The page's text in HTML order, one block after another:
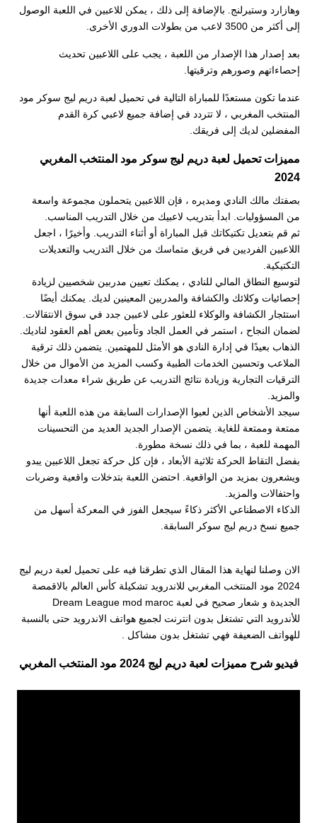
وهازارد وستيرلنج. بالإضافة إلى ذلك ، يمكن للاعبين في اللعبة الوصول
إلى أكثر من 3500 لاعب من بطولات الدوري الأخرى.
بعد إصدار هذا الإصدار من اللعبة ، يجب على اللاعبين تحديث
إحصاءاتهم وصورهم وترقيتها.
عندما تكون مستعدًا للمباراة التالية في تحميل لعبة دريم ليج سوكر مود
المنتخب المغربي ، لا تتردد في إضافة جميع لاعبي كرة القدم
المفضلين لديك إلى فريقك.
مميزات تحميل لعبة دريم ليج سوكر مود المنتخب المغربي
2024
بصفتك مالك النادي ومديره ، فإن اللاعبين يتحملون مجموعة واسعة
من المسؤوليات. ابدأ بتدريب لاعبيك من خلال التدريب المناسب.
ثم قم بتعديل تكتيكاتك قبل المباراة أو أثناء التدريب. وأخيرًا ، اجعل
اللاعبين الفرديين في فريق متماسك من خلال التدريب والتعديلات
التكتيكية.
لتوسيع النطاق المالي للنادي ، يمكنك تعيين مدربين شخصيين لزيادة
إحصائيات وكلائك والكشافة والمدربين المعينين لديك. يمكنك أيضًا
استئجار الكشافة والوكلاء للعثور على لاعبين جدد في سوق الانتقالات.
لضمان النجاح ، استمر في العمل الجاد وتأمين بعض أهم العقود لناديك.
الذهاب بعيدًا في إدارة النادي هو الأمثل للمهتمين. يتضمن ذلك ترقية
الملاعب وتحسين الخدمات الطبية وكسب المزيد من الأموال من خلال
الترقيات التجارية وزيادة نتائج التدريب عن طريق شراء معدات جديدة
والمزيد.
سيجد الأشخاص الذين لعبوا الإصدارات السابقة من هذه اللعبة أنها
ممتعة وممتعة للغاية. يتضمن الإصدار الجديد العديد من التحسينات
المهمة للعبة ، بما في ذلك نسخة مطورة.
بفضل التقاط الحركة ثلاثية الأبعاد ، فإن كل حركة تجعل اللاعبين يبدو
ويشعرون بمزيد من الواقعية. احتضن اللعبة بتدخلات واقعية وضربات
واحتفالات والمزيد.
الذكاء الاصطناعي الأكثر ذكاءً سيجعل الفوز في المعركة أسهل من
جميع نسخ دريم ليج سوكر السابقة.
الان وصلنا لنهاية هذا المقال الذي تطرقنا فيه على تحميل لعبة دريم ليج
2024 مود المنتخب المغربي للاندرويد تشكيلة كأس العالم بالاقمصة
الجديدة و شعار صحيح في لعبة Dream League mod maroc
للأندرويد التي تشتغل بدون انترنت لجميع هواتف الاندرويد حتى بالنسبة
للهواتف الضعيفة فهي تشتغل بدون مشاكل .
فيديو شرح مميزات لعبة دريم ليج 2024 مود المنتخب المغربي